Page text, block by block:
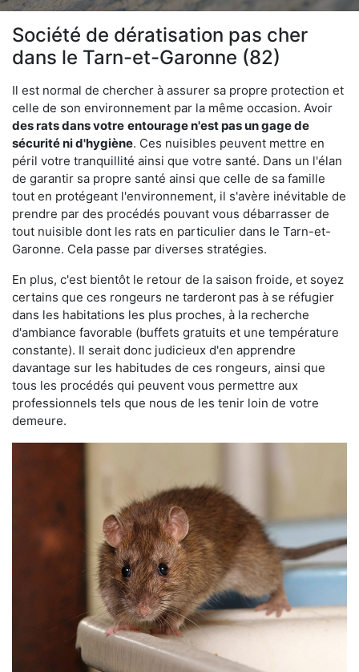
Société de dératisation pas cher
dans le Tarn-et-Garonne (82)
Il est normal de chercher à assurer sa propre protection et
celle de son environnement par la même occasion. Avoir
des rats dans votre entourage n'est pas un gage de
sécurité ni d'hygiène. Ces nuisibles peuvent mettre en
péril votre tranquillité ainsi que votre santé. Dans un l'élan
de garantir sa propre santé ainsi que celle de sa famille
tout en protégeant l'environnement, il s'avère inévitable de
prendre par des procédés pouvant vous débarrasser de
tout nuisible dont les rats en particulier dans le Tarn-et-
Garonne. Cela passe par diverses stratégies.
En plus, c'est bientôt le retour de la saison froide, et soyez
certains que ces rongeurs ne tarderont pas à se réfugier
dans les habitations les plus proches, à la recherche
d'ambiance favorable (buffets gratuits et une température
constante). Il serait donc judicieux d'en apprendre
davantage sur les habitudes de ces rongeurs, ainsi que
tous les procédés qui peuvent vous permettre aux
professionnels tels que nous de les tenir loin de votre
demeure.